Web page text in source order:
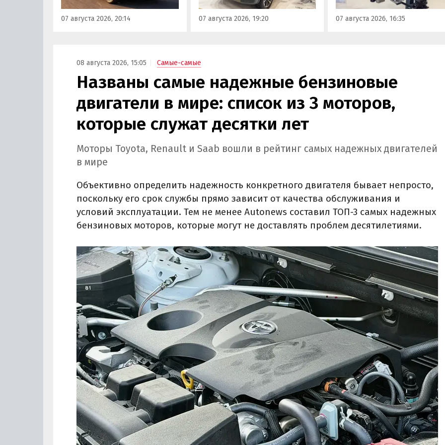
всех расходов за него нужно
отдать минимум 1 500 000
07 августа 2026, 20:14
Одобрения типа
транспортного средства (ОТТС).
07 августа 2026, 19:20
«Иннопром» в
07 августа 2026, 16:35
08 августа 2026, 15:05 Самые-самые
Названы самые надежные бензиновые
двигатели в мире: список из 3 моторов,
которые служат десятки лет
Моторы Toyota, Renault и Saab вошли в рейтинг самых надежных двигателей
в мире
Объективно определить надежность конкретного двигателя бывает непросто,
поскольку его срок службы прямо зависит от качества обслуживания и
условий эксплуатации. Тем не менее Autonews составил ТОП-3 самых надежных
бензиновых моторов, которые могут не доставлять проблем десятилетиями.